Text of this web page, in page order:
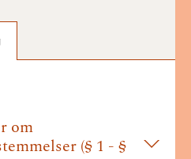
om
(§ 1 - §